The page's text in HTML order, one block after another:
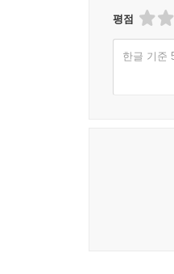
평점
한글 기준